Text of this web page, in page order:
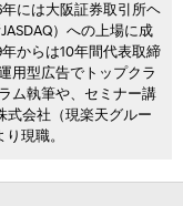
には大阪証券取引所ヘ
）への上場に成
からは10年間代表取締
用型広告でトップクラ
ム執筆や、セミナー講
式会社（現楽天グルー
現職。